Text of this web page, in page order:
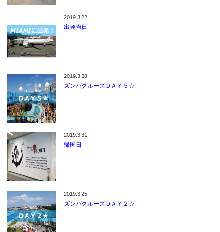
2019.3.22
出発当日
2019.3.28
ズンバクルーズＤＡＹ５☆
2019.3.31
帰国日
2019.3.25
ズンバクルーズＤＡＹ２☆